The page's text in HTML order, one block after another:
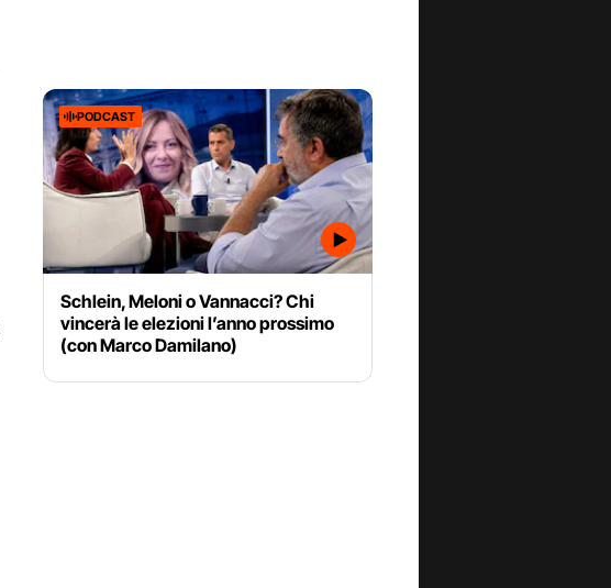
PODCAST
Schlein, Meloni o Vannacci? Chi
vincerà le elezioni l’anno prossimo
(con Marco Damilano)